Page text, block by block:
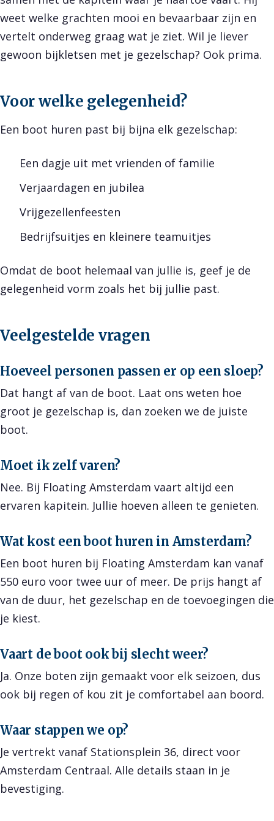
weet welke grachten mooi en bevaarbaar zijn en
vertelt onderweg graag wat je ziet. Wil je liever
gewoon bijkletsen met je gezelschap? Ook prima.
Voor welke gelegenheid?
Een boot huren past bij bijna elk gezelschap:
Een dagje uit met vrienden of familie
Verjaardagen en jubilea
Vrijgezellenfeesten
Bedrijfsuitjes en kleinere teamuitjes
Omdat de boot helemaal van jullie is, geef je de
gelegenheid vorm zoals het bij jullie past.
Veelgestelde vragen
Hoeveel personen passen er op een sloep?
Dat hangt af van de boot. Laat ons weten hoe
groot je gezelschap is, dan zoeken we de juiste
boot.
Moet ik zelf varen?
Nee. Bij Floating Amsterdam vaart altijd een
ervaren kapitein. Jullie hoeven alleen te genieten.
Wat kost een boot huren in Amsterdam?
Een boot huren bij Floating Amsterdam kan vanaf
550 euro voor twee uur of meer. De prijs hangt af
van de duur, het gezelschap en de toevoegingen die
je kiest.
Vaart de boot ook bij slecht weer?
Ja. Onze boten zijn gemaakt voor elk seizoen, dus
ook bij regen of kou zit je comfortabel aan boord.
Waar stappen we op?
Je vertrekt vanaf Stationsplein 36, direct voor
Amsterdam Centraal. Alle details staan in je
bevestiging.